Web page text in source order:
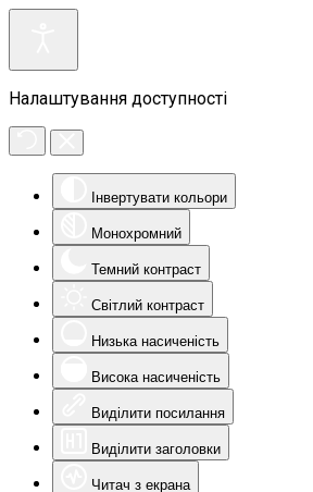
Налаштування доступності
Інвертувати кольори
Монохромний
Темний контраст
Світлий контраст
Низька насиченість
Висока насиченість
Виділити посилання
Виділити заголовки
Читач з екрана